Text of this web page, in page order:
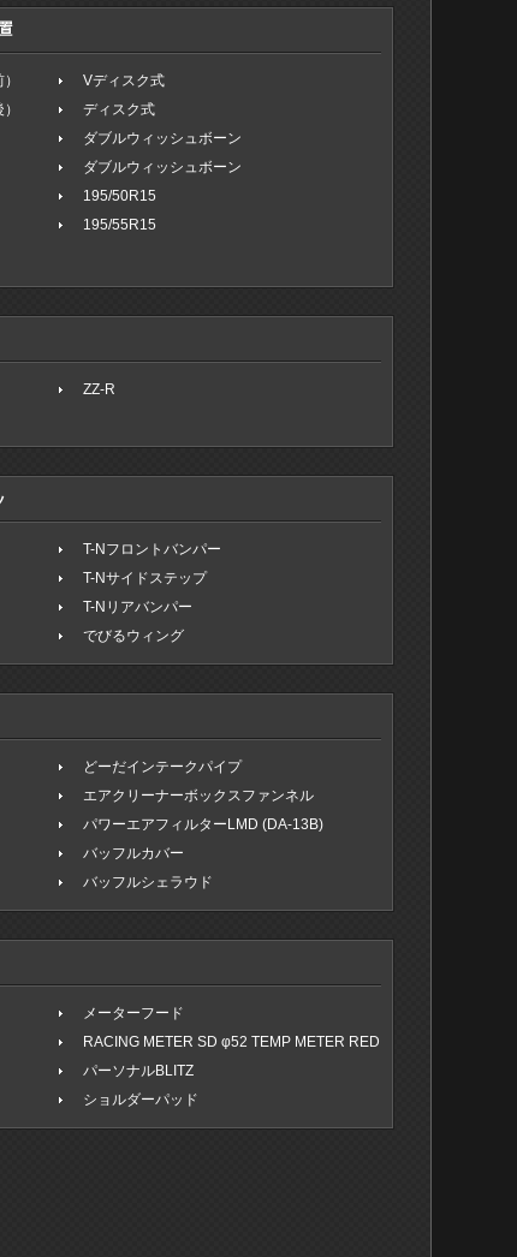
Vディスク式
ディスク式
ダブルウィッシュボーン
ダブルウィッシュボーン
195/50R15
195/55R15
ZZ-R
T-Nフロントバンパー
T-Nサイドステップ
T-Nリアバンパー
でびるウィング
どーだインテークパイプ
エアクリーナーボックスファンネル
パワーエアフィルターLMD (DA-13B)
バッフルカバー
バッフルシェラウド
メーターフード
RACING METER SD φ52 TEMP METER RED
パーソナルBLITZ
ショルダーパッド